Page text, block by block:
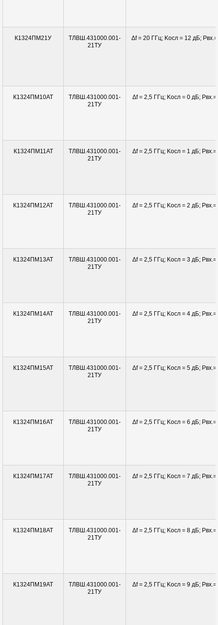
К1324ПМ21У
ТЛВШ.431000.001-
21ТУ
Δf = 20 ГГц; Kосл = 12 дБ;
К1324ПМ10АТ
ТЛВШ.431000.001-
21ТУ
Δf = 2,5 ГГц; Kосл = 0 дБ; Pвx.=
К1324ПМ11АТ
ТЛВШ.431000.001-
21ТУ
Δf = 2,5 ГГц; Kосл = 1 дБ; Pвx.=
К1324ПМ12АТ
ТЛВШ.431000.001-
21ТУ
Δf = 2,5 ГГц; Kосл = 2 дБ; Pвx.=
К1324ПМ13АТ
ТЛВШ.431000.001-
21ТУ
Δf = 2,5 ГГц; Kосл = 3 дБ; Pвx.=
К1324ПМ14АТ
ТЛВШ.431000.001-
21ТУ
Δf = 2,5 ГГц; Kосл = 4 дБ; Pвx.=
К1324ПМ15АТ
ТЛВШ.431000.001-
21ТУ
Δf = 2,5 ГГц; Kосл = 5 дБ; Pвx.=
К1324ПМ16АТ
ТЛВШ.431000.001-
21ТУ
Δf = 2,5 ГГц; Kосл = 6 дБ; Pвx.=
К1324ПМ17АТ
ТЛВШ.431000.001-
21ТУ
Δf = 2,5 ГГц; Kосл = 7 дБ; Pвx.=
К1324ПМ18АТ
ТЛВШ.431000.001-
21ТУ
Δf = 2,5 ГГц; Kосл = 8 дБ; Pвx.=
К1324ПМ19АТ
ТЛВШ.431000.001-
21ТУ
Δf = 2,5 ГГц; Kосл = 9 дБ; Pвx.=